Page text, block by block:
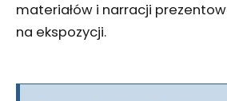
materiałów i narracji
na ekspozycji.